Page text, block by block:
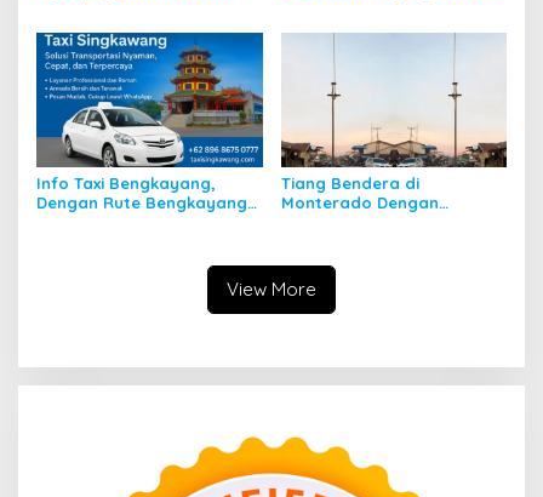
Info Taxi Bengkayang,
Dengan Rute Bengkayang
Tiang Bendera di
Monterado Dengan
View More